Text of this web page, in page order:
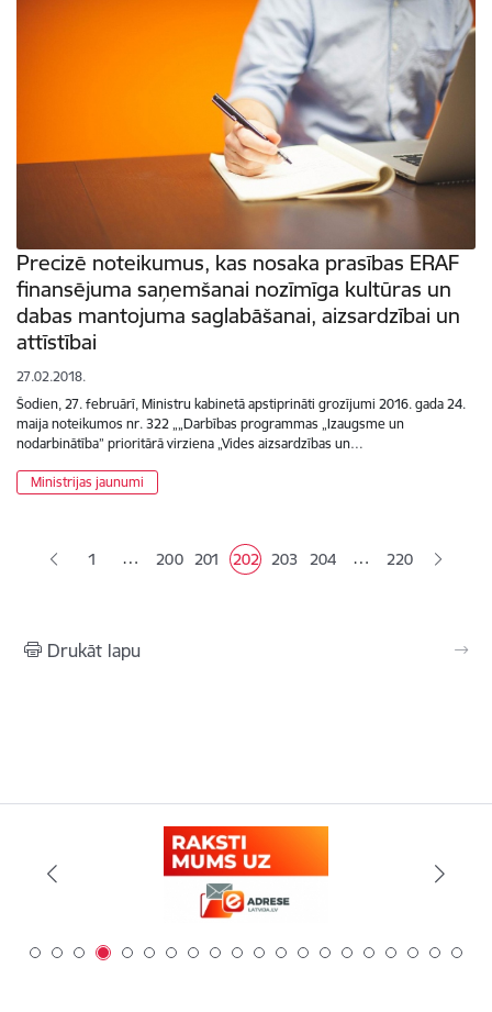
Precizē noteikumus, kas nosaka prasības ERAF
finansējuma saņemšanai nozīmīga kultūras un
dabas mantojuma saglabāšanai, aizsardzībai un
attīstībai
27.02.2018.
Šodien, 27. februārī, Ministru kabinetā apstiprināti grozījumi 2016. gada 24.
maija noteikumos nr. 322 „„Darbības programmas „Izaugsme un
nodarbinātība” prioritārā virziena „Vides aizsardzības un…
Ministrijas jaunumi
1 … Lapa
200 Lapa
201 Pašreizējā lapa
202 Lapa
203 Lapa
204 … 220
Drukāt lapu